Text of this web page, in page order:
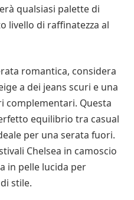
qualsiasi palette di
livello di raffinatezza al
romantica, considera
a dei jeans scuri e una
complementari. Questa
equilibrio tra casual
per una serata fuori.
Chelsea in camoscio
in pelle lucida per
stile.